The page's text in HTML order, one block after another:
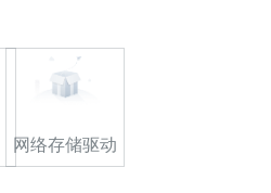
网络存储驱动